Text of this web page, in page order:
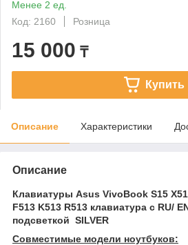
Менее 2 ед.
Код: 2160
Розница
15 000 ₸
Купить
Описание Характеристики
Описание
Клавиатуры Asus VivoBook S15
F513 K513 R513 клавиатура c RU/
подсветкой SILVER
Совместимые модели ноутбуков: